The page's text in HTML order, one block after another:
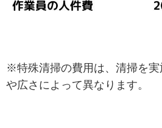
※特殊清掃の費用は、清掃を実
や広さによって異なります。